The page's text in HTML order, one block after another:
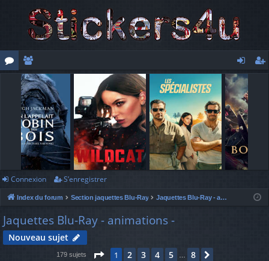
e
m
br
es
o
n
ne
xi
o
Connexion S’enregistrer
Index du forum Section jaquettes Blu-Ray Jaquettes Blu-Ray - animations -
Jaquettes Blu-Ray - animations -
Nouveau sujet
179 sujets Page 1sur
1 2 3 4 5 8